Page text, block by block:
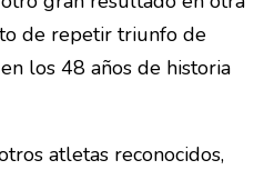
de repetir triunfo de
los 48 años de historia
atletas reconocidos,